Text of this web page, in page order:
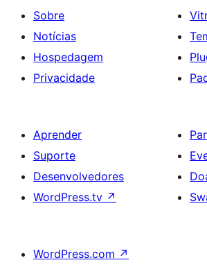
Sobre
Notícias
Hospedagem
Privacidade
Aprender
Suporte
Desenvolvedores
WordPress.tv ↗
WordPress.com ↗